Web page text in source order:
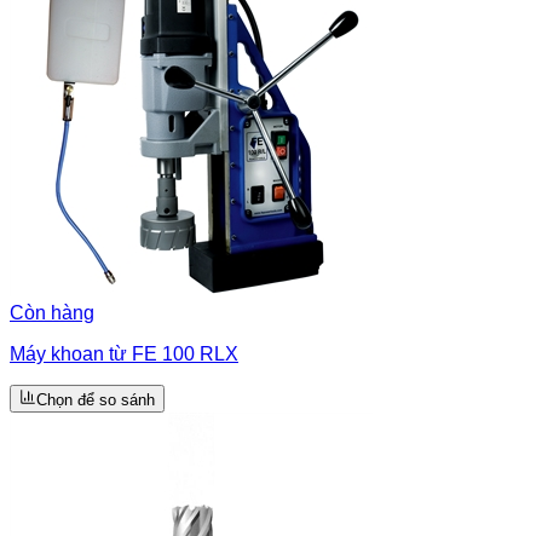
Còn hàng
Máy khoan từ FE 100 RLX
Chọn để so sánh